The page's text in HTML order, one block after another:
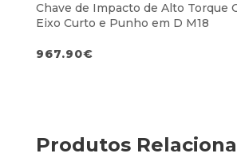
Chave de Impacto de Alto Torque
Eixo Curto e Punho em D M18
967.90€
Produtos